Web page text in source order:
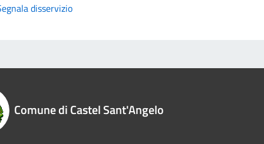
disservizio
Comune di Castel Sant'Angelo